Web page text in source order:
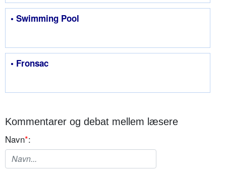
• Swimming Pool
• Fronsac
Kommentarer og debat mellem læsere
Navn*: